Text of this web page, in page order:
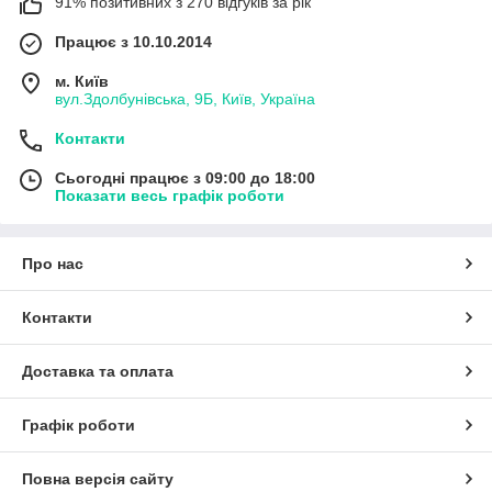
Працює з 10.10.2014
м. Київ
вул.Здолбунівська, 9Б, Київ, Україна
Контакти
Сьогодні працює з 09:00 до 18:00
Показати весь графік роботи
Про нас
Контакти
Доставка та оплата
Графік роботи
Повна версія сайту